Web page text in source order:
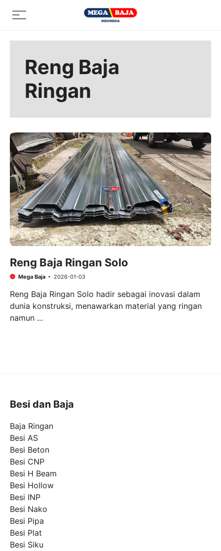
Menu
Reng Baja
Ringan
Reng Baja Ringan Solo
Mega Baja 2026-01-03
Reng Baja Ringan Solo hadir sebagai inovasi dalam
dunia konstruksi, menawarkan material yang ringan
namun ...
Besi dan Baja
Baja Ringan
Besi AS
Besi Beton
Besi CNP
Besi H Beam
Besi Hollow
Besi INP
Besi Nako
Besi Pipa
Besi Plat
Besi Siku